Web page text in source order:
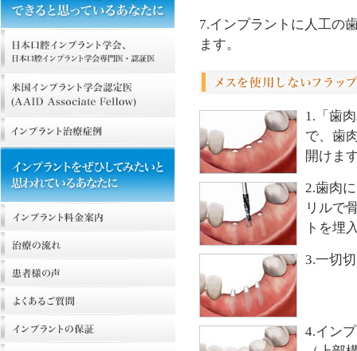
7.インプラントに人工の
ます。
1.「歯
で、歯
開けま
2.歯肉
リルで
トを埋
3.一切
4.イン